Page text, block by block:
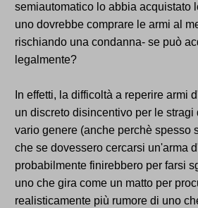
semiautomatico lo abbia acquistato
uno dovrebbe comprare le armi al
rischiando una condanna- se può
legalmente?
In effetti, la difficoltà a reperire armi
un discreto disincentivo per le stragi
vario genere (anche perchè spesso
che se dovessero cercarsi un'arma
probabilmente finirebbero per farsi
uno che gira come un matto per
realisticamente più rumore di uno